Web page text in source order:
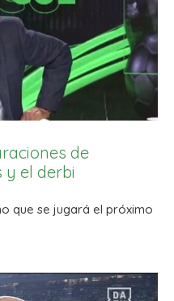
de
y el derbi
que se jugará el próximo